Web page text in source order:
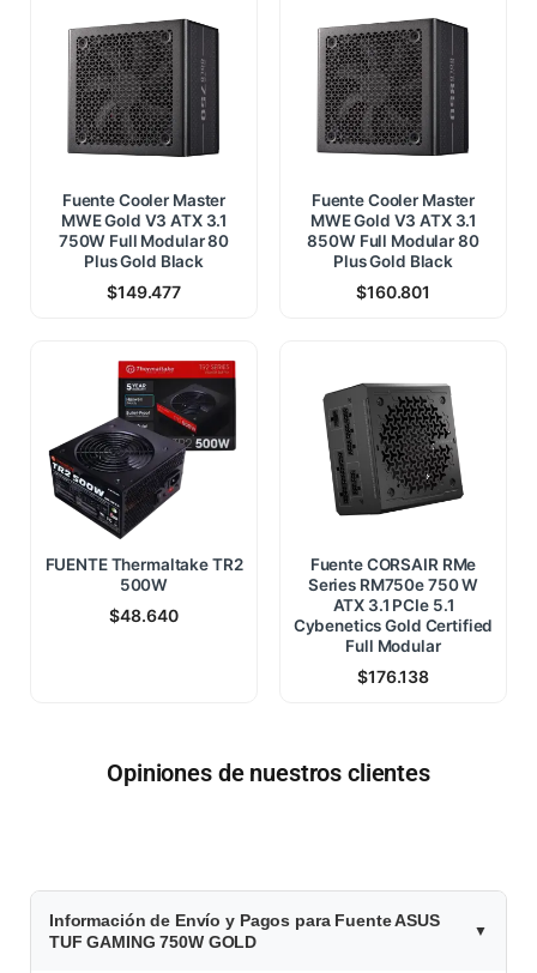
Fuente Cooler Master
MWE Gold V3 ATX 3.1
750W Full Modular 80
Plus Gold Black
$149.477
Fuente Cooler Master
MWE Gold V3 ATX 3.1
850W Full Modular 80
Plus Gold Black
$160.801
FUENTE Thermaltake TR2
500W
$48.640
Fuente CORSAIR RMe
Series RM750e 750 W
ATX 3.1 PCIe 5.1
Cybenetics Gold Certified
Full Modular
$176.138
Opiniones de nuestros clientes
$
2
Información de Envío y Pagos para Fuente ASUS
TUF GAMING 750W GOLD